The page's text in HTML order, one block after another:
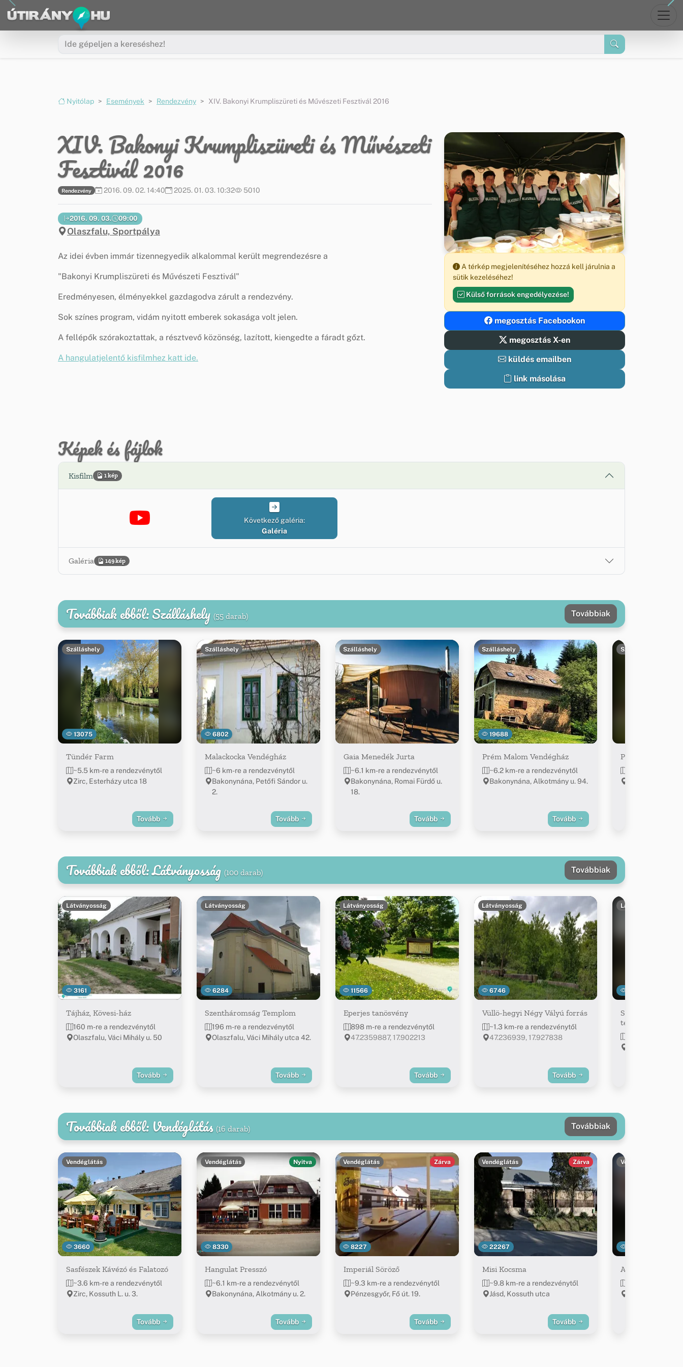
Ugrás a menüre
Ugrás a tartalomra
Nyitólap Események Rendezvény XIV. Bakonyi Krumpliszüreti és Művészeti Fesztivál 2016
XIV. Bakonyi Krumpliszüreti és Művészeti
Fesztivál 2016
Rendezvény 2016. 09. 02. 14:40 2025. 01. 03. 10:32 5010
2016. 09. 03. 09:00
Olaszfalu, Sportpálya
Az idei évben immár tizennegyedik alkalommal került megrendezésre a
"Bakonyi Krumpliszüreti és Művészeti Fesztivál"
Eredményesen, élményekkel gazdagodva zárult a rendezvény.
Sok színes program, vidám nyitott emberek sokasága volt jelen.
A fellépők szórakoztattak, a résztvevő közönség, lazított, kiengedte a fáradt gőzt.
A hangulatjelentő kisfilmhez katt ide.
A térkép megjelenítéséhez hozzá kell járulnia a
sütik kezeléséhez!
Külső források engedélyezése!
megosztás Facebookon
megosztás X-en
küldés emailben
link másolása
Képek és fájlok
Kisfilm 1 kép
Következő galéria:
Galéria
Galéria 149 kép
Továbbiak ebből: Szálláshely (55 darab) Továbbiak
13075
Szálláshely
Tündér Farm
~5.5 km-re a rendezvénytől
Zirc, Esterházy utca 18
Tovább
6802
Szálláshely
Malackocka Vendégház
~6 km-re a rendezvénytől
Bakonynána, Petőfi Sándor u.
2.
Tovább
Szálláshely
Gaia Menedék Jurta
~6.1 km-re a rendezvénytől
Bakonynána, Romai Fürdő u.
18.
Tovább
19688
Szálláshely
Prém Malom Vendégház
~6.2 km-re a rendezvénytől
Bakonynána, Alkotmány u. 94.
Tovább
Szálláshely
Patak-parti
Továbbiak ebből: Látványosság (100 darab) Továbbiak
3161
Látványosság
Tájház, Kövesi-ház
160 m-re a rendezvénytől
Olaszfalu, Váci Mihály u. 50
Tovább
6284
Látványosság
Szentháromság Templom
196 m-re a rendezvénytől
Olaszfalu, Váci Mihály utca 42.
Tovább
11566
Látványosság
Eperjes tanösvény
898 m-re a rendezvénytől
47.2359887, 17.902213
Tovább
6746
Látványosság
Vüllö-hegyi Négy Vályú forrás
~1.3 km-re a rendezvénytől
47.236939, 17.927838
Tovább
Látványosság
Szent Bernát
templom
Továbbiak ebből: Vendéglátás (16 darab) Továbbiak
3660
Vendéglátás
Sasfészek Kávézó és Falatozó
~3.6 km-re a rendezvénytől
Zirc, Kossuth L. u. 3.
Tovább
8330
Vendéglátás Nyitva
Hangulat Presszó
~6.1 km-re a rendezvénytől
Bakonynána, Alkotmány u. 2.
Tovább
8227
Vendéglátás Zárva
Imperiál Söröző
~9.3 km-re a rendezvénytől
Pénzesgyőr, Fő út. 19.
Tovább
22267
Vendéglátás Zárva
Misi Kocsma
~9.8 km-re a rendezvénytől
Jásd, Kossuth utca
Tovább
Vendéglátás
Anci Büféje